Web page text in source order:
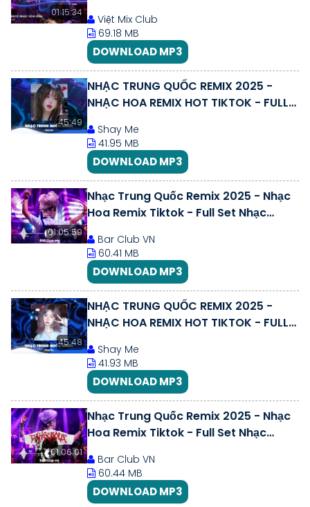
01:15:34
Việt Mix Club
69.18 MB
DOWNLOAD MP3
45:49
NHẠC TRUNG QUỐC REMIX 2025 -
NHẠC HOA REMIX HOT TIKTOK - FULL
Shay Me
41.95 MB
DOWNLOAD MP3
01:05:59
Nhạc Trung Quốc Remix 2025 - Nhạc
Hoa Remix Tiktok - Full Set Nhạc
Bar Club VN
60.41 MB
DOWNLOAD MP3
45:48
NHẠC TRUNG QUỐC REMIX 2025 -
NHẠC HOA REMIX HOT TIKTOK - FULL
Shay Me
41.93 MB
DOWNLOAD MP3
01:06:01
Nhạc Trung Quốc Remix 2025 - Nhạc
Hoa Remix Tiktok - Full Set Nhạc
Bar Club VN
60.44 MB
DOWNLOAD MP3